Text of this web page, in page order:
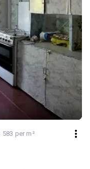
583 per m²